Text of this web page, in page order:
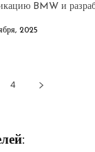
BMW и
2025
4